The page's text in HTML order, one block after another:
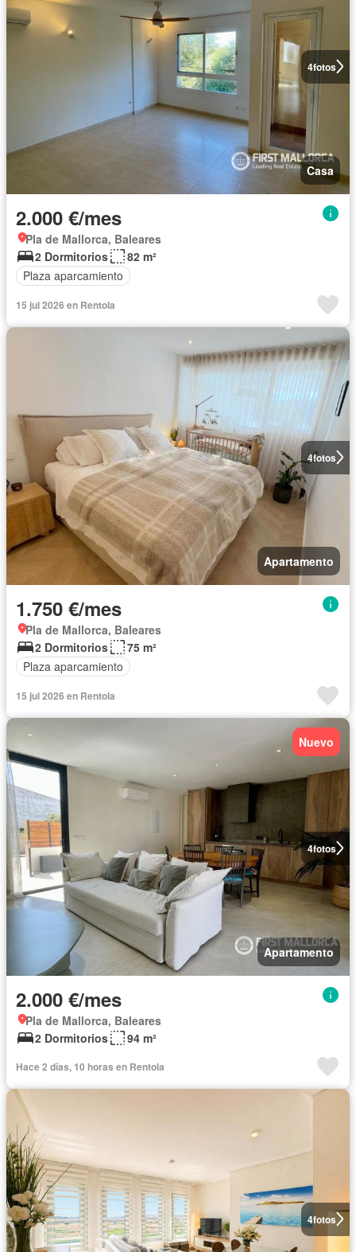
4fotos
Casa
2.000 €/mes
Pla de Mallorca, Baleares
2 Dormitorios
82 m²
Plaza aparcamiento
15 jul 2026 en Rentola
4fotos
Apartamento
1.750 €/mes
Pla de Mallorca, Baleares
2 Dormitorios
75 m²
Plaza aparcamiento
15 jul 2026 en Rentola
4fotos
Nuevo
Apartamento
2.000 €/mes
Pla de Mallorca, Baleares
2 Dormitorios
94 m²
Hace 2 días, 10 horas en Rentola
4fotos